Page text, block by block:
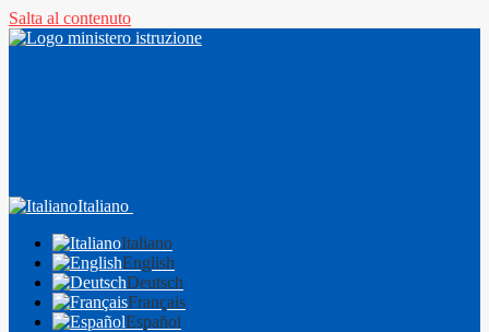
Salta al contenuto
Italiano
Italiano
English
Deutsch
Français
Español